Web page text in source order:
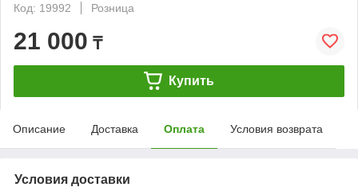
Код: 19992
Розница
21 000 ₸
Купить
Описание Доставка Оплата Условия возврата
Условия доставки